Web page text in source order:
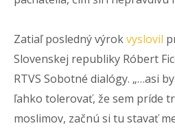
Zatiaľ posledný výrokvyslovil
Slovenskej republiky Róbert
RTVS Sobotné dialógy. „…asi
ľahko tolerovať, že sem príde
moslimov, začnú si tu stavať